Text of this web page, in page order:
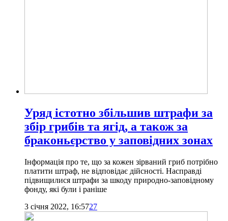
Уряд істотно збільшив штрафи за
збір грибів та ягід, а також за
браконьєрство у заповідних зонах
Інформація про те, що за кожен зірваний гриб потрібно
платити штраф, не відповідає дійсності. Насправді
підвищилися штрафи за шкоду природно-заповідному
фонду, які були і раніше
3 січня 2022, 16:5727